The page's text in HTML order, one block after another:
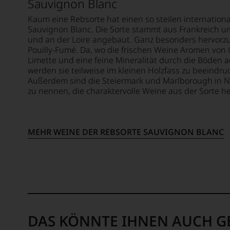
WIR
WEINE
AUCH
und
aber
Sauvignon Blanc
Kaum eine Rebsorte hat einen so steilen
Sauvignon Blanc. Die Sorte stammt aus Frankreich
und an der Loire angebaut. Ganz besonders
Pouilly-Fumé. Da, wo die frischen Weine Aromen
Limette und eine feine Mineralität durch die Böden
werden sie teilweise im kleinen Holzfass zu
Außerdem sind die Steiermark und Marlborough in
zu nennen, die charaktervolle Weine aus der Sorte
MEHR WEINE DER REBSORTE SAUVIGNON BLANC
DAS KÖNNTE IHNEN AUCH